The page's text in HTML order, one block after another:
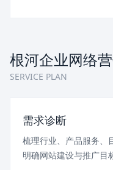
根河企业网络
SERVICE PLAN
需求诊断
梳理行业、产品服务、
明确网站建设与推广目